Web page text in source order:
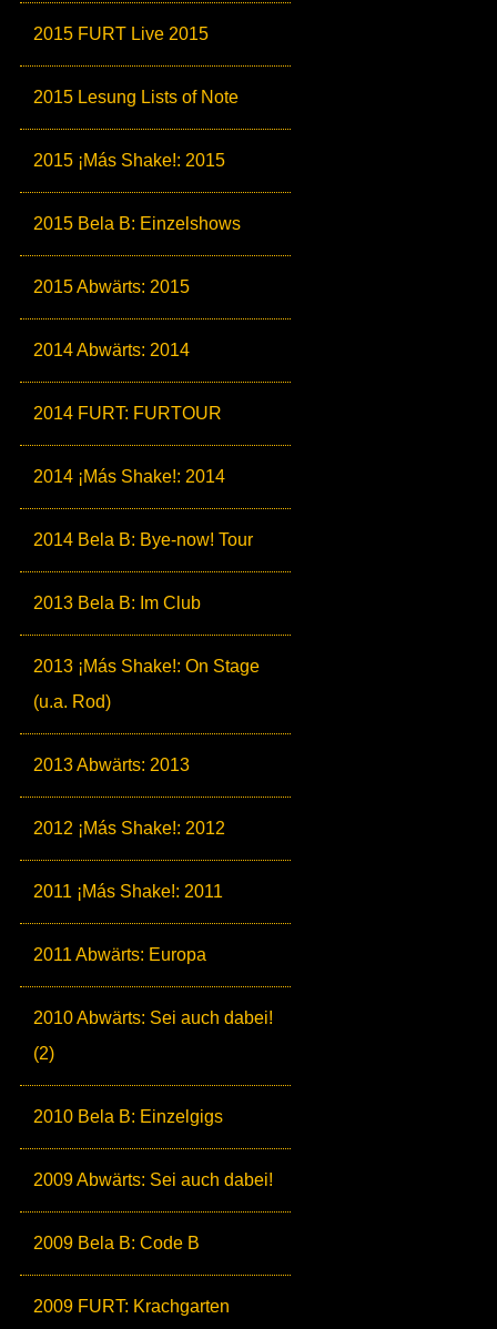
2015 FURT Live 2015
2015 Lesung Lists of Note
2015 ¡Más Shake!: 2015
2015 Bela B: Einzelshows
2015 Abwärts: 2015
2014 Abwärts: 2014
2014 FURT: FURTOUR
2014 ¡Más Shake!: 2014
2014 Bela B: Bye-now! Tour
2013 Bela B: Im Club
2013 ¡Más Shake!: On Stage
(u.a. Rod)
2013 Abwärts: 2013
2012 ¡Más Shake!: 2012
2011 ¡Más Shake!: 2011
2011 Abwärts: Europa
2010 Abwärts: Sei auch dabei!
(2)
2010 Bela B: Einzelgigs
2009 Abwärts: Sei auch dabei!
2009 Bela B: Code B
2009 FURT: Krachgarten